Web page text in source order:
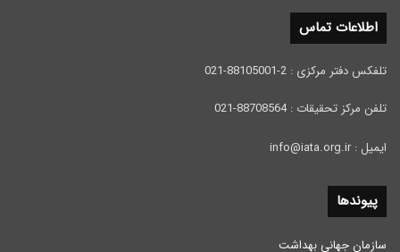
اطلاعات تماس
تلفکس دفتر مرکزی : 2-88105001-021
تلفن مرکز تحقیقات : 88708564-021
ایمیل : info@iata.org.ir
پیوندها
سازمان جهانی بهداشت